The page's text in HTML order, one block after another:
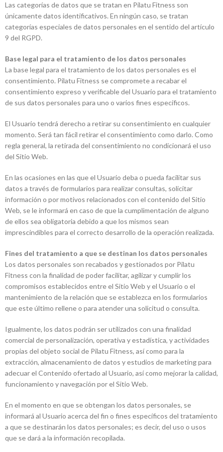
Las categorías de datos que se tratan en Pilatu Fitness son
únicamente datos identificativos. En ningún caso, se tratan
categorías especiales de datos personales en el sentido del artículo
9 del RGPD.
Base legal para el tratamiento de los datos personales
La base legal para el tratamiento de los datos personales es el
consentimiento. Pilatu Fitness se compromete a recabar el
consentimiento expreso y verificable del Usuario para el tratamiento
de sus datos personales para uno o varios fines específicos.
El Usuario tendrá derecho a retirar su consentimiento en cualquier
momento. Será tan fácil retirar el consentimiento como darlo. Como
regla general, la retirada del consentimiento no condicionará el uso
del Sitio Web.
En las ocasiones en las que el Usuario deba o pueda facilitar sus
datos a través de formularios para realizar consultas, solicitar
información o por motivos relacionados con el contenido del Sitio
Web, se le informará en caso de que la cumplimentación de alguno
de ellos sea obligatoria debido a que los mismos sean
imprescindibles para el correcto desarrollo de la operación realizada.
Fines del tratamiento a que se destinan los datos personales
Los datos personales son recabados y gestionados por Pilatu
Fitness con la finalidad de poder facilitar, agilizar y cumplir los
compromisos establecidos entre el Sitio Web y el Usuario o el
mantenimiento de la relación que se establezca en los formularios
que este último rellene o para atender una solicitud o consulta.
Igualmente, los datos podrán ser utilizados con una finalidad
comercial de personalización, operativa y estadística, y actividades
propias del objeto social de Pilatu Fitness, así como para la
extracción, almacenamiento de datos y estudios de marketing para
adecuar el Contenido ofertado al Usuario, así como mejorar la calidad,
funcionamiento y navegación por el Sitio Web.
En el momento en que se obtengan los datos personales, se
informará al Usuario acerca del fin o fines específicos del tratamiento
a que se destinarán los datos personales; es decir, del uso o usos
que se dará a la información recopilada.